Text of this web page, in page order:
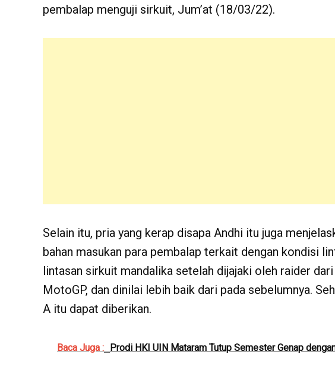
pembalap menguji sirkuit, Jum’at (18/03/22).
Selain itu, pria yang kerap disapa Andhi itu juga
bahan masukan para pembalap terkait dengan kondisi
lintasan sirkuit mandalika setelah dijajaki oleh raider
MotoGP, dan dinilai lebih baik dari pada sebelumnya.
A itu dapat diberikan.
Baca Juga : Prodi HKI UIN Mataram Tutup Semester Genap